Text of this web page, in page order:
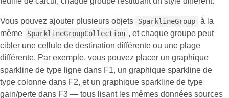
Vous pouvez ajouter plusieurs objets SparklineGroup
à la
même
SparklineGroupCollection , et chaque groupe peut
cibler une cellule de destination différente ou une plage
différente. Par exemple, vous pouvez placer un graphique
sparkline de type ligne dans F1, un graphique sparkline de
type colonne dans F2, et un graphique sparkline de type
gain/perte dans F3 — tous lisant les mêmes données sources